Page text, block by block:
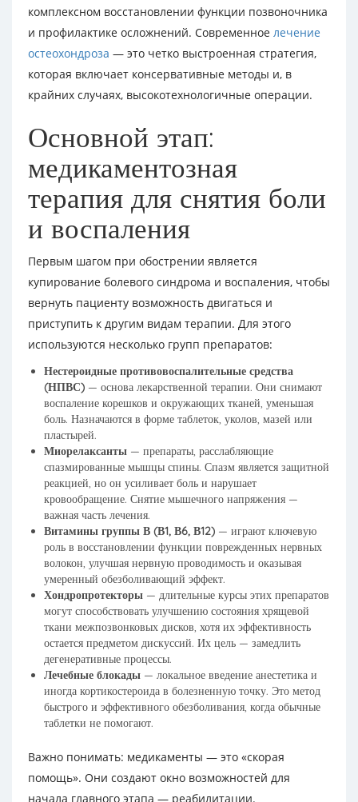
комплексном восстановлении функции позвоночника
и профилактике осложнений. Современное лечение
остеохондроза — это четко выстроенная стратегия,
которая включает консервативные методы и, в
крайних случаях, высокотехнологичные операции.
Основной этап:
медикаментозная
терапия для снятия боли
и воспаления
Первым шагом при обострении является
купирование болевого синдрома и воспаления, чтобы
вернуть пациенту возможность двигаться и
приступить к другим видам терапии. Для этого
используются несколько групп препаратов:
Нестероидные противовоспалительные средства
(НПВС) — основа лекарственной терапии. Они снимают
воспаление корешков и окружающих тканей, уменьшая
боль. Назначаются в форме таблеток, уколов, мазей или
пластырей.
Миорелаксанты — препараты, расслабляющие
спазмированные мышцы спины. Спазм является защитной
реакцией, но он усиливает боль и нарушает
кровообращение. Снятие мышечного напряжения —
важная часть лечения.
Витамины группы В (В1, В6, В12) — играют ключевую
роль в восстановлении функции поврежденных нервных
волокон, улучшая нервную проводимость и оказывая
умеренный обезболивающий эффект.
Хондропротекторы — длительные курсы этих препаратов
могут способствовать улучшению состояния хрящевой
ткани межпозвонковых дисков, хотя их эффективность
остается предметом дискуссий. Их цель — замедлить
дегенеративные процессы.
Лечебные блокады — локальное введение анестетика и
иногда кортикостероида в болезненную точку. Это метод
быстрого и эффективного обезболивания, когда обычные
таблетки не помогают.
Важно понимать: медикаменты — это «скорая
помощь». Они создают окно возможностей для
начала главного этапа — реабилитации.